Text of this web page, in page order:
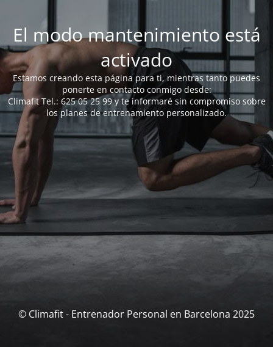
El modo mantenimiento está
activado
Estamos creando esta página para ti, mientras tanto puedes
ponerte en contacto conmigo desde:
Climafit Tel.: 625 05 25 99 y te informaré sin compromiso sobre
los planes de entrenamiento personalizado.
© Climafit - Entrenador Personal en Barcelona 2025